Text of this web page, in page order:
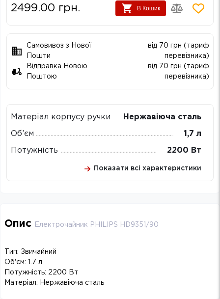
2499.00 грн. В Кошик
Самовивоз з Нової
Пошти
від 70 грн (тариф
перевізника)
Відправка Новою
Поштою
від 70 грн (тариф
перевізника)
Матеріал корпусу ручки Нержавіюча сталь
Об’єм 1,7 л
Потужність 2200 Вт
Показати всі характеристики
Опис Електрочайник PHILIPS HD9351/90
Тип: Звичайний
Об'єм: 1.7 л
Потужність: 2200 Вт
Матеріал: Нержавіюча сталь